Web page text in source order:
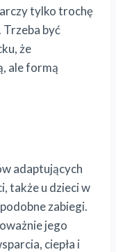
tylko trochę
Trzeba być
że
ale formą
adaptujących
także u dzieci w
zabiegi.
jego
ciepła i